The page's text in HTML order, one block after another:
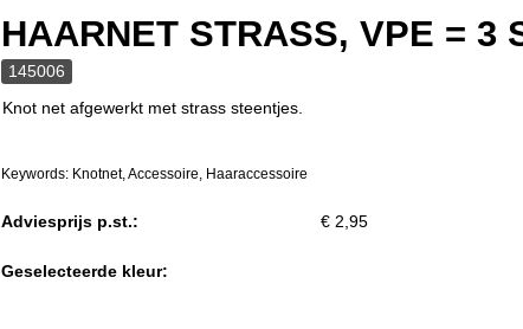
HAARNET STRASS, VPE = 3
145006
Knot net afgewerkt met strass steentjes.
Keywords: Knotnet, Accessoire, Haaraccessoire
Adviesprijs p.st.: € 2,95
Geselecteerde kleur: